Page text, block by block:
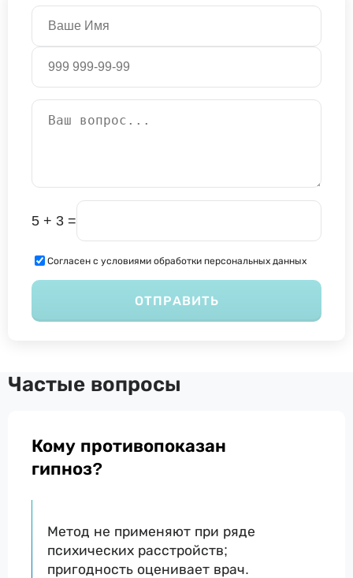
5 + 3 =
Согласен с условиями обработки персональных данных
ОТПРАВИТЬ
Частые вопросы
Кому противопоказан
гипноз?
Метод не применяют при ряде
психических расстройств;
пригодность оценивает врач.